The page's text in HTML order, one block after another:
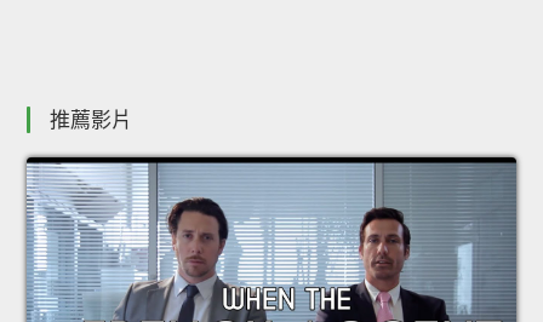
推薦影片